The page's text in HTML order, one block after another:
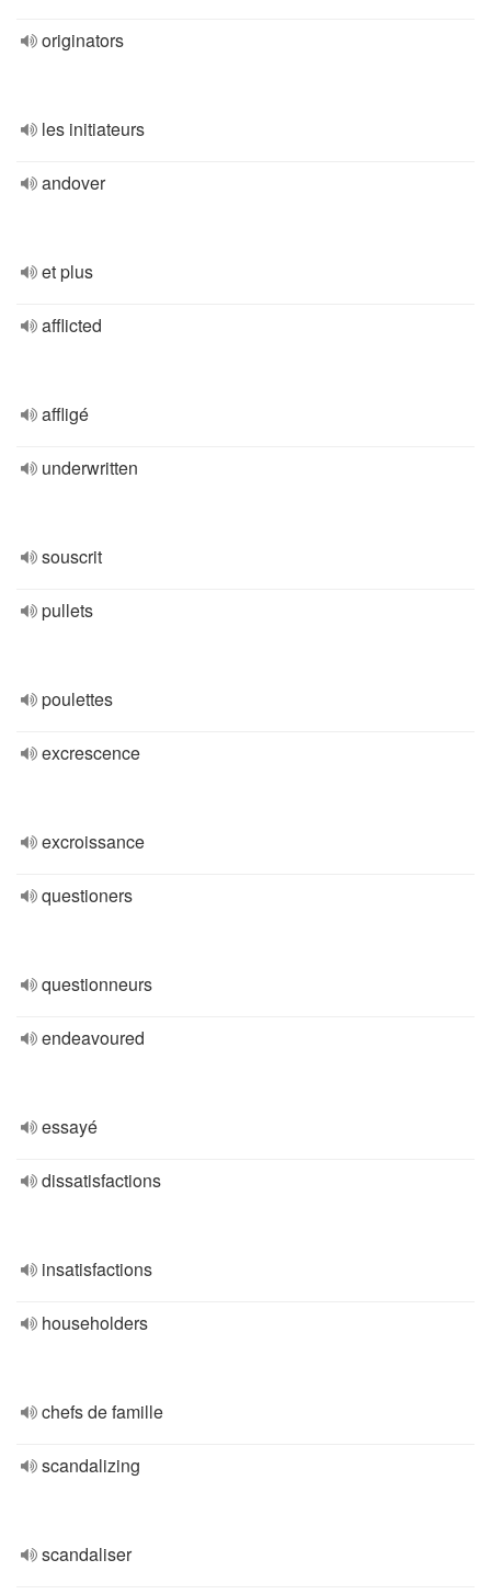
originators
les initiateurs
andover
et plus
afflicted
affligé
underwritten
souscrit
pullets
poulettes
excrescence
excroissance
questioners
questionneurs
endeavoured
essayé
dissatisfactions
insatisfactions
householders
chefs de famille
scandalizing
scandaliser